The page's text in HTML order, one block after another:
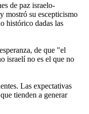
de paz israelo-
mostró su escepticismo
histórico dadas las
de que "el
israelí no es el que no
Las expectativas
tienden a generar